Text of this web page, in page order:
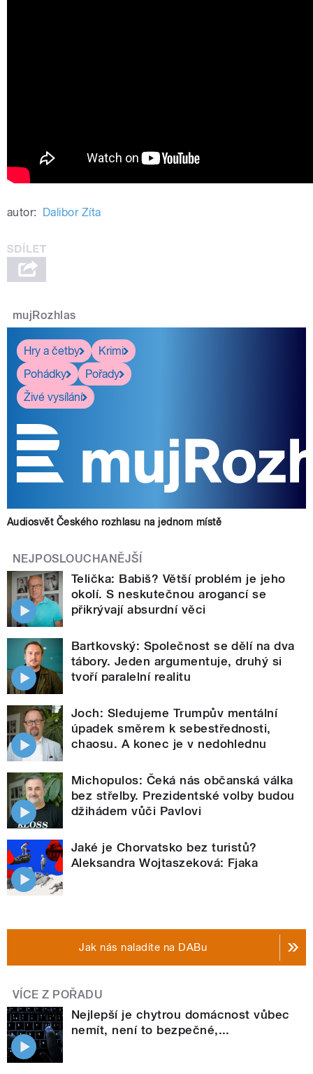
autor: Dalibor Zíta
mujRozhlas
Hry a četby
Krimi
Pohádky
Pořady
Živé vysílání
Audiosvět Českého rozhlasu na jednom místě
NEJPOSLOUCHANĚJŠÍ
Telička: Babiš? Větší problém je jeho
okolí. S neskutečnou arogancí se
přikrývají absurdní věci
Bartkovský: Společnost se dělí na dva
tábory. Jeden argumentuje, druhý si
tvoří paralelní realitu
Joch: Sledujeme Trumpův mentální
úpadek směrem k sebestřednosti,
chaosu. A konec je v nedohlednu
Michopulos: Čeká nás občanská válka
bez střelby. Prezidentské volby budou
džihádem vůči Pavlovi
Jaké je Chorvatsko bez turistů?
Aleksandra Wojtaszeková: Fjaka
Jak nás naladíte na DABu
VÍCE Z POŘADU
Nejlepší je chytrou domácnost vůbec
nemít, není to bezpečné,...